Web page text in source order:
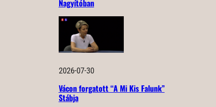
Nagyítóban
2026-07-30
Vácon forgatott “A Mi Kis Falunk”
Stábja